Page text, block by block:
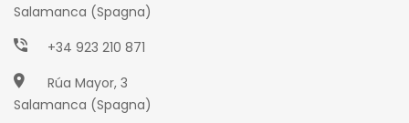
Salamanca (Spagna)
+34 923 210 871
Rúa Mayor, 3
Salamanca (Spagna)